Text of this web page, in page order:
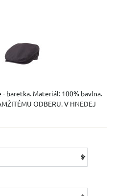
baretka. Materiál: 100% bavlna.
ODBERU. V HNEDEJ